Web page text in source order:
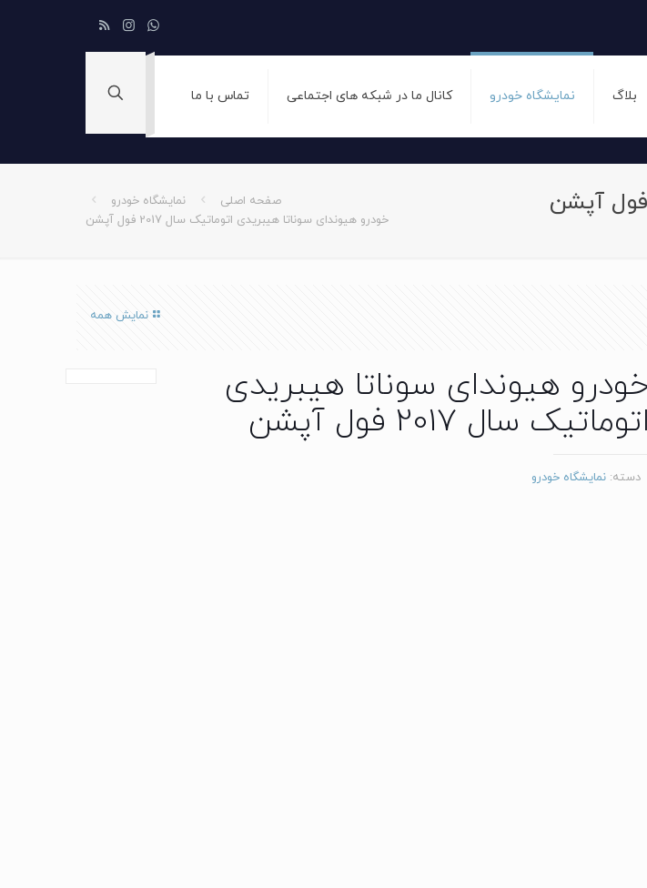
بلاگ نمایشگاه خودرو کانال ما در شبکه های اجتماعی تماس با ما
صفحه اصلی
نمایشگاه خودرو
خودرو هیوندای سوناتا هیبریدی اتوماتیک سال 2017 فول آپشن
نمایش همه
هیوندای سوناتا هیبریدی
اتوماتیک سال 2017 فول آپشن
دسته:نمایشگاه خودرو